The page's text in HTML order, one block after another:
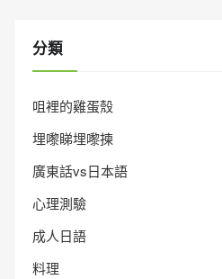
分類
咀裡的雞蛋殼
埋嚟睇埋嚟揀
廣東話vs日本語
心理測驗
成人日語
料理